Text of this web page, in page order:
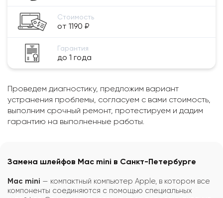
Стоимость
от 1190 ₽
Гарантия
до 1 года
Проведем диагностику, предложим вариант
устранения проблемы, согласуем с вами стоимость,
выполним срочный ремонт, протестируем и дадим
гарантию на выполненные работы.
Замена шлейфов Mac mini в Санкт-Петербурге
Mac mini — компактный компьютер Apple, в котором все
компоненты соединяются с помощью специальных